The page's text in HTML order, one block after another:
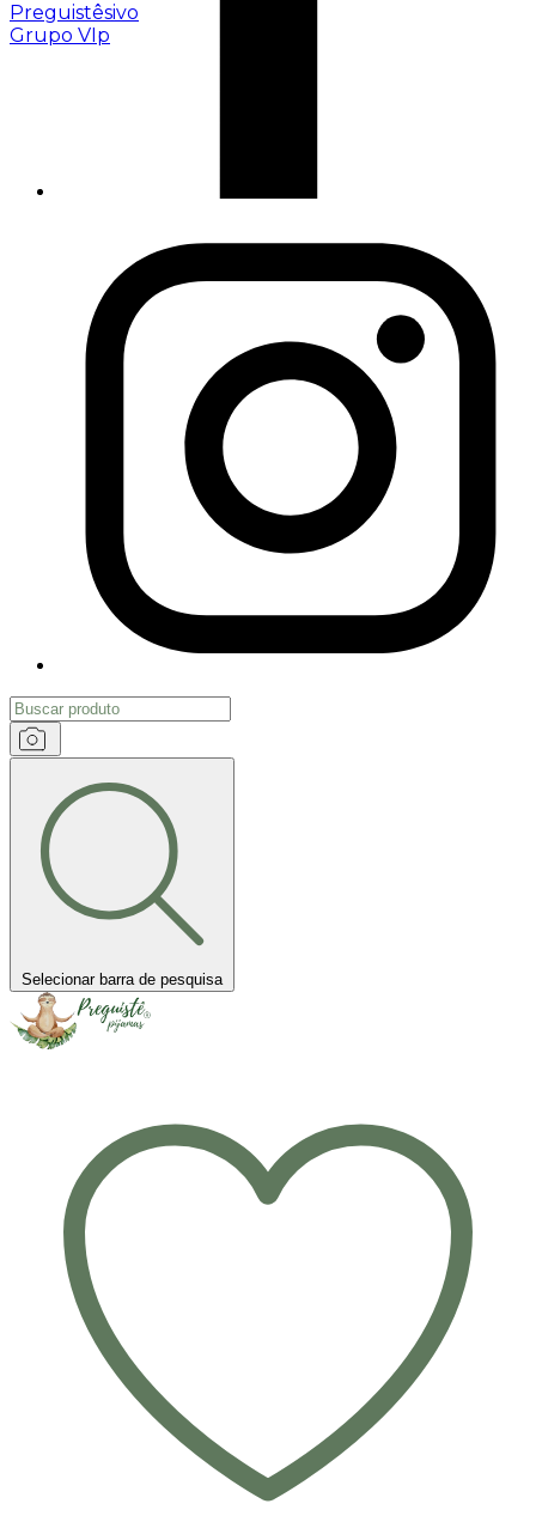
Preguistêsivo
Grupo VIp
Selecionar barra de pesquisa